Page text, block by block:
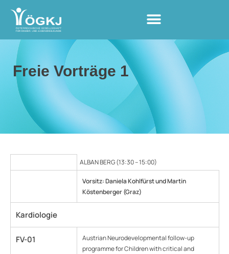
Freie Vorträge 1
ALBAN BERG (13:30 – 15:00)
Vorsitz: Daniela Kohlfürst und Martin
Köstenberger (Graz)
Kardiologie
FV-01
Austrian Neurodevelopmental follow-up
programme for Children with critical and